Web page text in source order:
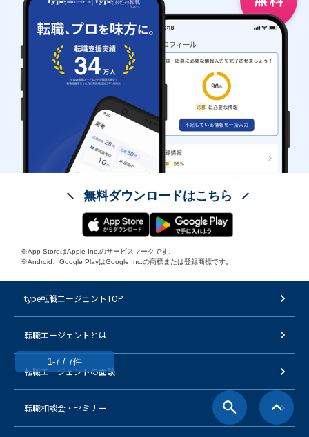
1-7 / 7件
無料ダウンロードはこちら
※App StoreはApple Inc.のサービスマークです。
※Android、Google PlayはGoogle Inc.の商標または登録商標です。
type転職エージェントTOP
転職エージェントとは
転職エージェントの面談
転職相談会・セミナー